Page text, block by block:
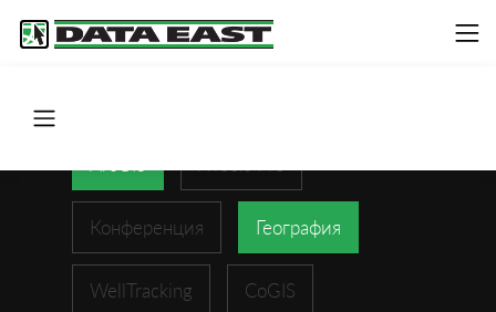
Конференция География
WellTracking CoGIS